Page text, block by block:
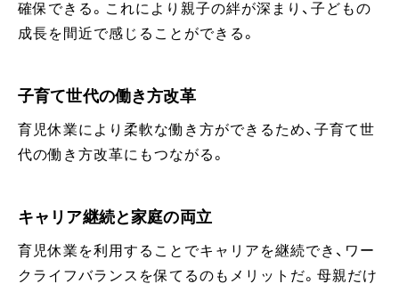
確保できる。これにより親子の絆が深まり、子どもの
成長を間近で感じることができる。
子育て世代の働き方改革
育児休業により柔軟な働き方ができるため、子育て世
代の働き方改革にもつながる。
キャリア継続と家庭の両立
育児休業を利用することでキャリアを継続でき、ワー
クライフバランスを保てるのもメリットだ。母親だけ